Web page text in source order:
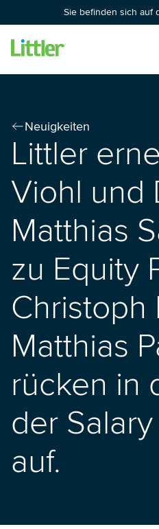
Sie befinden sich auf
Neuigkeiten
Littler
Viohl und
Matthias
zu Equity
Christoph
Matthias
rücken in
der
auf.